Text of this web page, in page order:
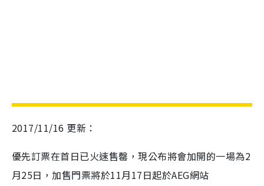
2017/11/16 更新：
優先訂票在首日已火速售罄，現公布將會加開的一場為2
月25日，加售門票將於11月17日起於AEG網站